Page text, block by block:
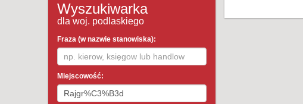
Wyszukiwarka
dla woj. podlaskiego
Fraza (w nazwie stanowiska):
Miejscowość: